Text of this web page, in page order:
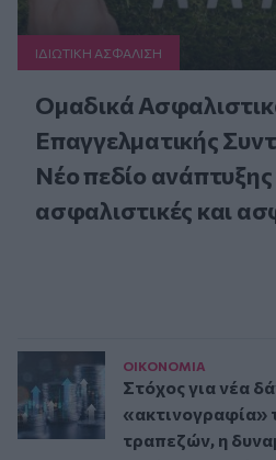
ΙΔΙΩΤΙΚΗ ΑΣΦAΛΙΣΗ
Ομαδικά
Επαγγελματικής
Νέο πεδίο ανάπτυξης
ασφαλιστικές και
ΟΙΚΟΝΟΜΙΑ
Στόχος για νέα
«ακτινογραφία»
τραπεζών, η